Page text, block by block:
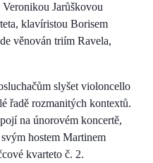
Jarůškovou
klavíristou Borisem
věnován triím Ravela,
slyšet violoncello
řadě rozmanitých kontextů.
na únorovém koncertě,
hostem Martinem
kvarteto č. 2.